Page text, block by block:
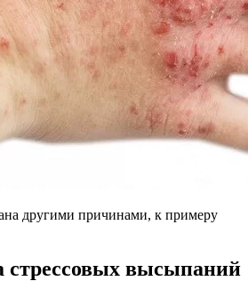
другими причинами, к примеру
высыпаний